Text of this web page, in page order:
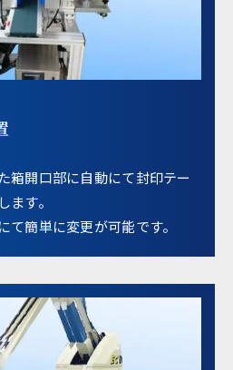
箱開口部に自動にて封印テー
ます。
簡単に変更が可能です。